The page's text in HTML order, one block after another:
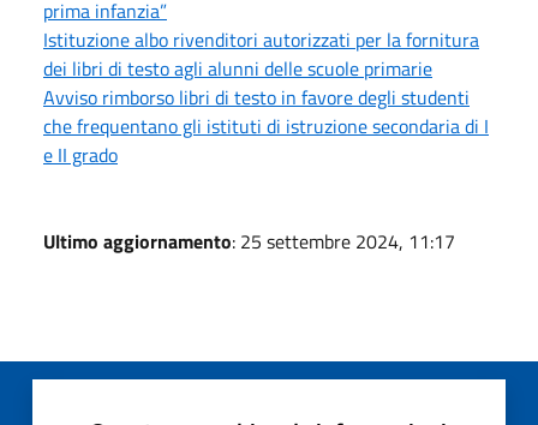
prima infanzia”
Istituzione albo rivenditori autorizzati per la fornitura
dei libri di testo agli alunni delle scuole primarie
Avviso rimborso libri di testo in favore degli studenti
che frequentano gli istituti di istruzione secondaria di I
e II grado
Ultimo aggiornamento: 25 settembre 2024, 11:17